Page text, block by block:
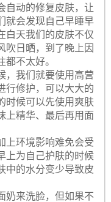
自动的修复皮肤，让
就会发现自己早睡早
白天我们的皮肤不仅
吹日晒，到了晚上因
不太好。
，我们就要使用高营
行修护，可以大大的
时候可以先使用爽肤
上精华、最后再用面
上环境影响难免会受
上为自己护肤的时候
中的水分变少导致皮
奶来洗脸，但如果不